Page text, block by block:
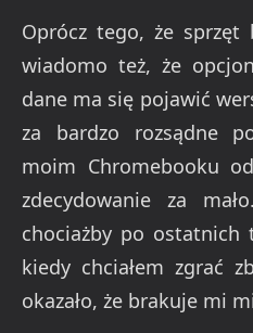
Oprócz tego, że sprzęt
wiadomo też, że
dane ma się pojawić
za bardzo rozsądne
moim Chromebooku
zdecydowanie za
chociażby po ostatnich
kiedy chciałem zgrać
okazało, że brakuje mi